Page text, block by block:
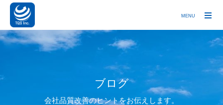
ブログ
会社品質改善のヒントをお伝えします。
MENU